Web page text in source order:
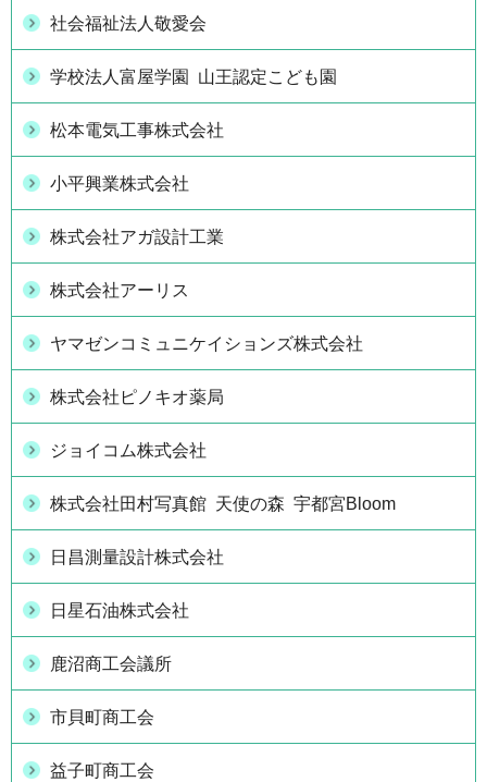
社会福祉法人敬愛会
学校法人富屋学園 山王認定こども園
松本電気工事株式会社
小平興業株式会社
株式会社アガ設計工業
株式会社アーリス
ヤマゼンコミュニケイションズ株式会社
株式会社ピノキオ薬局
ジョイコム株式会社
株式会社田村写真館 天使の森 宇都宮Bloom
日昌測量設計株式会社
日星石油株式会社
鹿沼商工会議所
市貝町商工会
益子町商工会